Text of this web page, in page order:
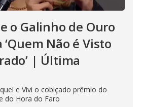
o Galinho de Ouro
Não é Visto
| Última
e Vivi o cobiçado prêmio do
do Hora do Faro